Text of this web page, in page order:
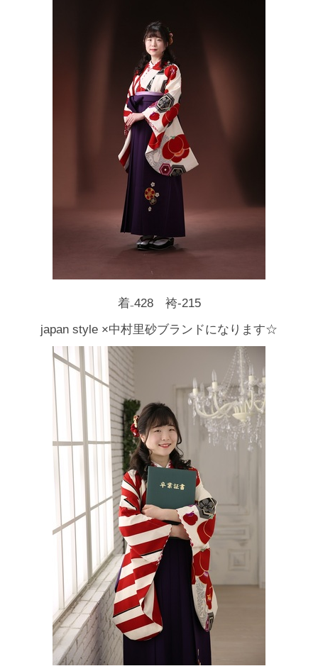
着₋428 袴-215
japan style ×中村里砂ブランドになります☆